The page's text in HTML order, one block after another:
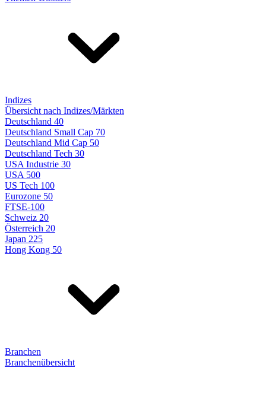
Indizes
Übersicht nach Indizes/Märkten
Deutschland 40
Deutschland Small Cap 70
Deutschland Mid Cap 50
Deutschland Tech 30
USA Industrie 30
USA 500
US Tech 100
Eurozone 50
FTSE-100
Schweiz 20
Österreich 20
Japan 225
Hong Kong 50
Branchen
Branchenübersicht